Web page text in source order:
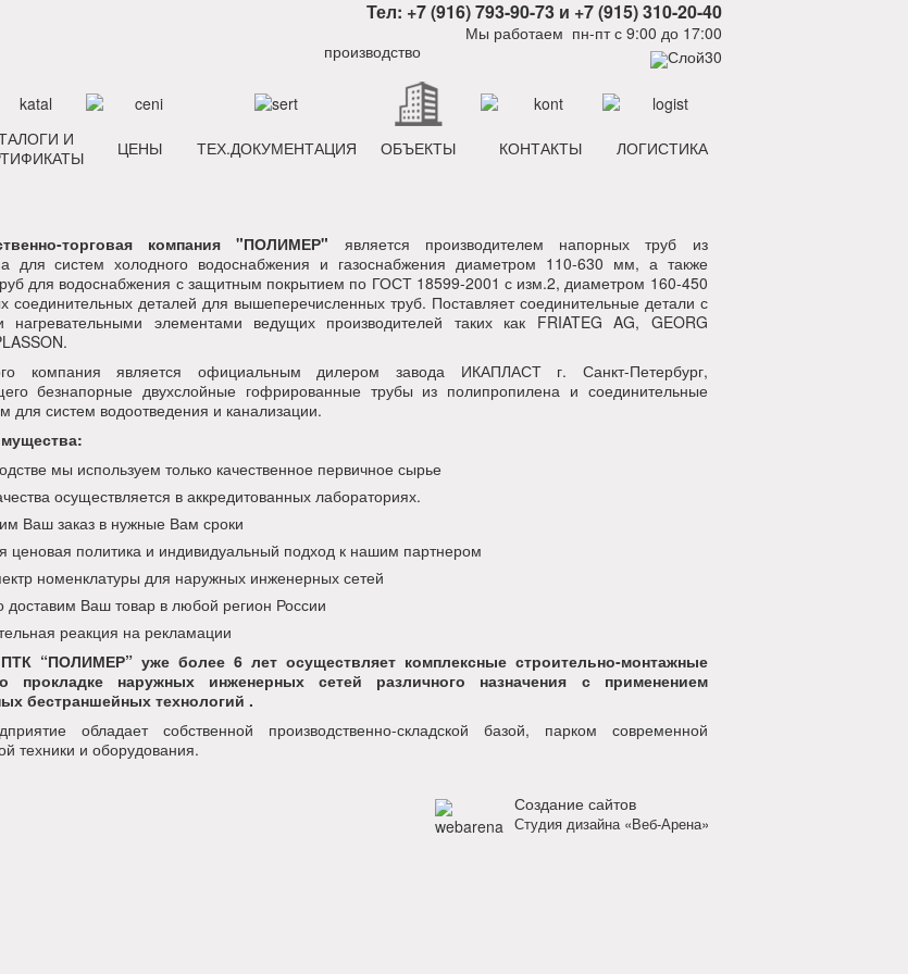
Тел: +7 (916) 793-90-73 и +7 (915) 310-20-40
Мы работаем пн-пт с 9:00 до 17:00
И
ЦЕНЫ ТЕХ.ДОКУМЕНТАЦИЯ ОБЪЕКТЫ КОНТАКТЫ ЛОГИСТИКА
торговая компания "ПОЛИМЕР" является производителем напорных труб из
для систем холодного водоснабжения и газоснабжения диаметром 110-630 мм, а также
для водоснабжения с защитным покрытием по ГОСТ 18599-2001 с изм.2, диаметром 160-450
соединительных деталей для вышеперечисленных труб. Поставляет соединительные детали с
нагревательными элементами ведущих производителей таких как FRIATEG AG, GEORG
компания является официальным дилером завода ИКАПЛАСТ г. Санкт-Петербург,
безнапорные двухслойные гофрированные трубы из полипропилена и соединительные
для систем водоотведения и канализации.
мы используем только качественное первичное сырье
осуществляется в аккредитованных лабораториях.
Ваш заказ в нужные Вам сроки
ценовая политика и индивидуальный подход к нашим партнером
номенклатуры для наружных инженерных сетей
доставим Ваш товар в любой регион России
реакция на рекламации
“ПОЛИМЕР” уже более 6 лет осуществляет комплексные строительно-монтажные
прокладке наружных инженерных сетей различного назначения с применением
бестраншейных технологий .
обладает собственной производственно-складской базой, парком современной
техники и оборудования.
Создание сайтов
Студия дизайна «Веб-Арена»